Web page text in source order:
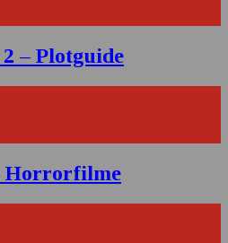
– Plotguide
Horrorfilme